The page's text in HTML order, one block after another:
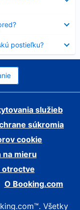
postieľku?
služieb
súkromia
cookie
na mieru
otroctve
O Booking.com
Všetky